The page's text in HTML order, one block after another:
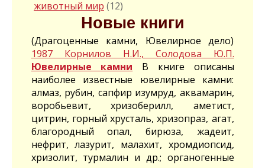
животный мир (12)
Новые книги
(Драгоценные камни, Ювелирное дело)
1987 Корнилов Н.И., Солодова Ю.П.
Ювелирные камни В книге описаны
наиболее известные ювелирные камни:
алмаз, рубин, сапфир изумруд, аквамарин,
воробьевит, хризоберилл, аметист,
цитрин, горный хрусталь, хризопраз, агат,
благородный опал, бирюза, жадеит,
нефрит, лазурит, малахит, хромдиопсид,
хризолит, турмалин и др.; органогенные